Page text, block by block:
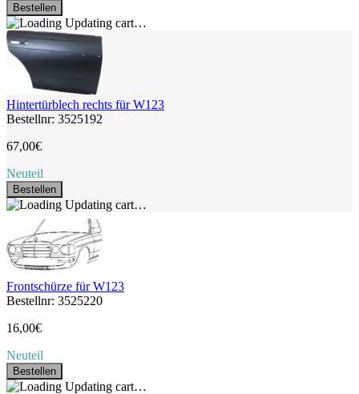
Bestellen
Updating cart…
Hintertürblech rechts für W123
Bestellnr: 3525192
67,00€
Neuteil
Bestellen
Updating cart…
Frontschürze für W123
Bestellnr: 3525220
16,00€
Neuteil
Bestellen
Updating cart…